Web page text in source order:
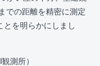
での距離を精密に測定
とを明らかにしまし
測所）